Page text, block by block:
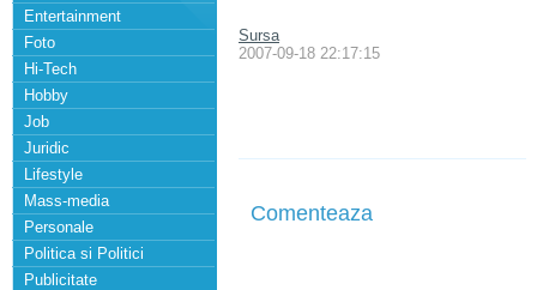
Entertainment
Foto
Hi-Tech
Hobby
Job
Juridic
Lifestyle
Mass-media
Personale
Politica si Politici
Publicitate
Sursa
2007-09-18 22:17:15
Comenteaza